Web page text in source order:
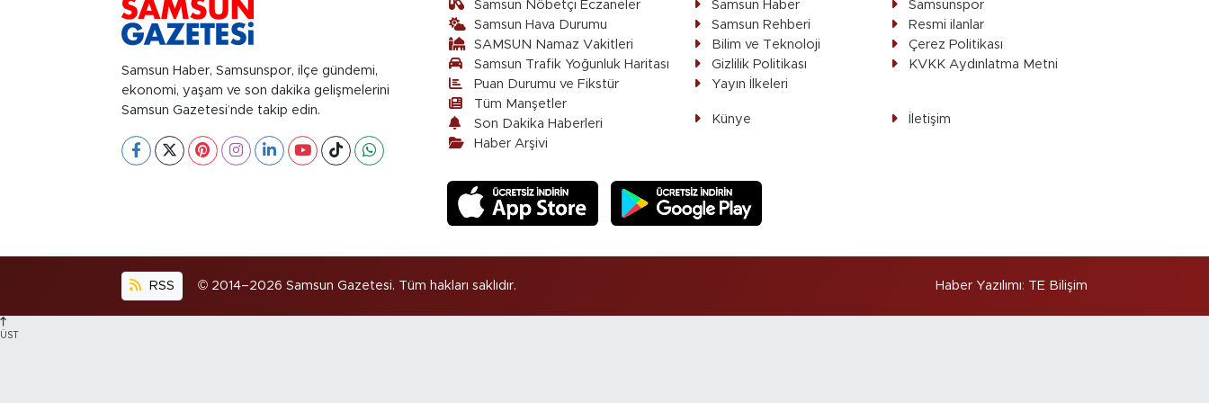
Samsun Haber, Samsunspor, ilçe gündemi,
ekonomi, yaşam ve son dakika gelişmelerini
Samsun Gazetesi’nde takip edin.
Samsun Nöbetçi Eczaneler
Samsun Hava Durumu
SAMSUN Namaz Vakitleri
Samsun Trafik Yoğunluk Haritası
Puan Durumu ve Fikstür
Tüm Manşetler
Son Dakika Haberleri
Haber Arşivi
Samsun Haber
Samsunspor
Samsun Rehberi
Resmi ilanlar
Bilim ve Teknoloji
Çerez Politikası
Gizlilik Politikası
KVKK Aydınlatma Metni
Yayın İlkeleri
Künye İletişim
RSS © 2014–2026 Samsun Gazetesi. Tüm hakları saklıdır. Haber Yazılımı: TE Bilişim
ÜST